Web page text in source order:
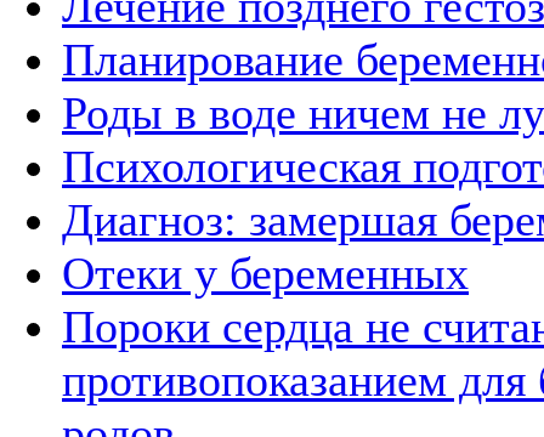
Планирование
Роды в воде ничем не
Психологическая
Диагноз: замершая
Отеки у беременных
Пороки сердца не
противопоказанием